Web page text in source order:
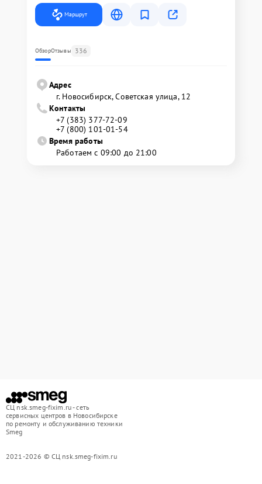
Маршрут
ОбзорОтзывы 336
Адрес
г. Новосибирск, Советская улица, 12
Контакты
+7 (383) 377-72-09
+7 (800) 101-01-54
Время работы
Работаем с 09:00 до 21:00
СЦ nsk.smeg-fixim.ru - сеть
сервисных центров в Новосибирске
по ремонту и обслуживанию техники
Smeg
2021-2026 © СЦ nsk.smeg-fixim.ru